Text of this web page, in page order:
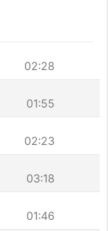
02:28
01:55
02:23
03:18
01:46